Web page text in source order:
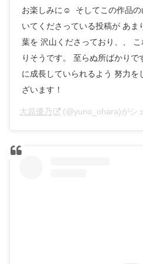
お楽しみに☺︎ ㅤㅤㅤㅤㅤㅤㅤㅤㅤㅤㅤㅤㅤ そし
いてくださっている投稿が あま
葉を 沢山くださっており、、
りそうです。 至らぬ所ばかり
に成長していられるよう 努力を
ざいます！
大原優乃 (@yuno_ohara)がシ